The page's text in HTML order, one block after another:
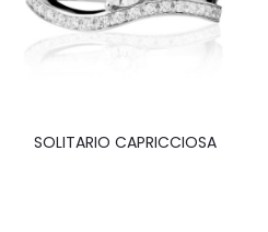
SOLITARIO CAPRICCIOSA